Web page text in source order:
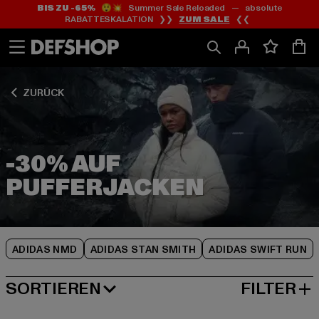
Zum
Inhalt
springen
Zum
Fußzeile
springen
BIS ZU -65%😲💥 Summer Sale Reloaded — absolute
RABATTESKALATION ❯❯ ZUM SALE ❮❮
ZURÜCK
-30% AUF
ADIDAS NMD ADIDAS STAN SMITH ADIDAS SWIFT RUN
Zum
Produktraster
springen
SORTIEREN
BELIEBTESTE FILTER